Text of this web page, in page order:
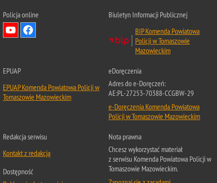
Policja online
Biuletyn Informacji Publicznej
BIP Komenda Powiatowa
Policji w Tomaszowie
Mazowieckim
EPUAP
EPUAP Komenda Powiatowa Policji w
Tomaszowie Mazowieckim
eDoręczenia
Adres do e-Doręczeń:
AE:PL-27253-70388-CCGBW-29
e-Doręczenia Komenda Powiatowa
Policji w Tomaszowie Mazowieckim
Redakcja serwisu
Kontakt z redakcją
Dostępność
Nota prawna
Chcesz wykorzystać materiał
z serwisu Komenda Powiatowa Policji w
Tomaszowie Mazowieckim.